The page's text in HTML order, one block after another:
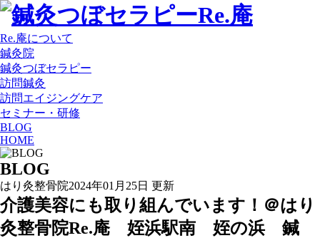
Re.庵について
鍼灸院
鍼灸つぼセラピー
訪問鍼灸
訪問エイジングケア
セミナー・研修
BLOG
HOME
BLOG
はり灸整骨院2024年01月25日 更新
介護美容にも取り組んでいます！＠はり
灸整骨院Re.庵 姪浜駅南 姪の浜 鍼